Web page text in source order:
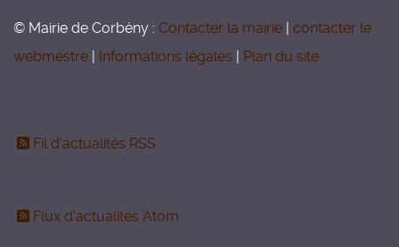
© Mairie de Corbény : Contacter la mairie | contacter le
webmestre | Informations légales | Plan du site
Fil d'actualités RSS
Flux d'actualités Atom